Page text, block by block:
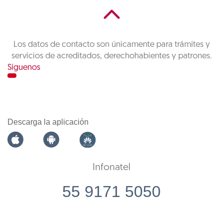
Los datos de contacto son únicamente para trámites y
servicios de acreditados, derechohabientes y patrones.
Síguenos
Descarga la aplicación
Infonatel
55 9171 5050